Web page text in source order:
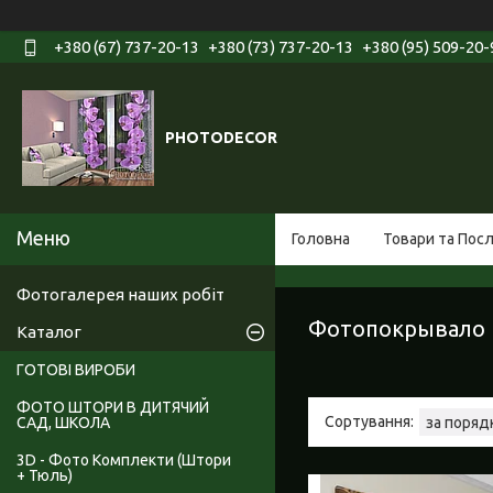
+380 (67) 737-20-13 +380 (73) 737-20-13 +380 (95) 509-20-
PHOTODECOR
Головна Товари та
Фотопокрывало
Фотогалерея наших робіт
Каталог
ГОТОВІ ВИРОБИ
ФОТО ШТОРИ В ДИТЯЧИЙ
САД, ШКОЛА
3D - Фото Комплекти (Штори
+ Тюль)